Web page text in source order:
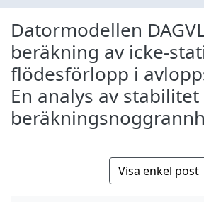
Datormodellen
beräkning av icke-
flödesförlopp i
En analys av stabilitet
Visa enkel post